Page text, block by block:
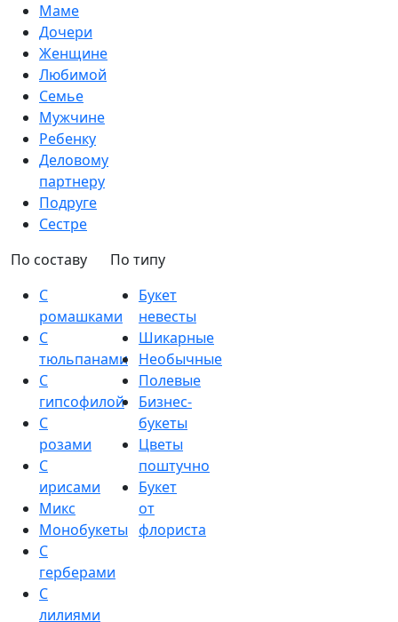
Маме
Дочери
Женщине
Любимой
Семье
Мужчине
Ребенку
Деловому
партнеру
Подруге
Сестре
По составу
С
ромашками
С
тюльпанами
С
гипсофилой
С
розами
С
ирисами
Микс
Монобукеты
С
герберами
С
лилиями
По типу
Букет
невесты
Шикарные
Необычные
Полевые
Бизнес-
букеты
Цветы
поштучно
Букет
от
флориста